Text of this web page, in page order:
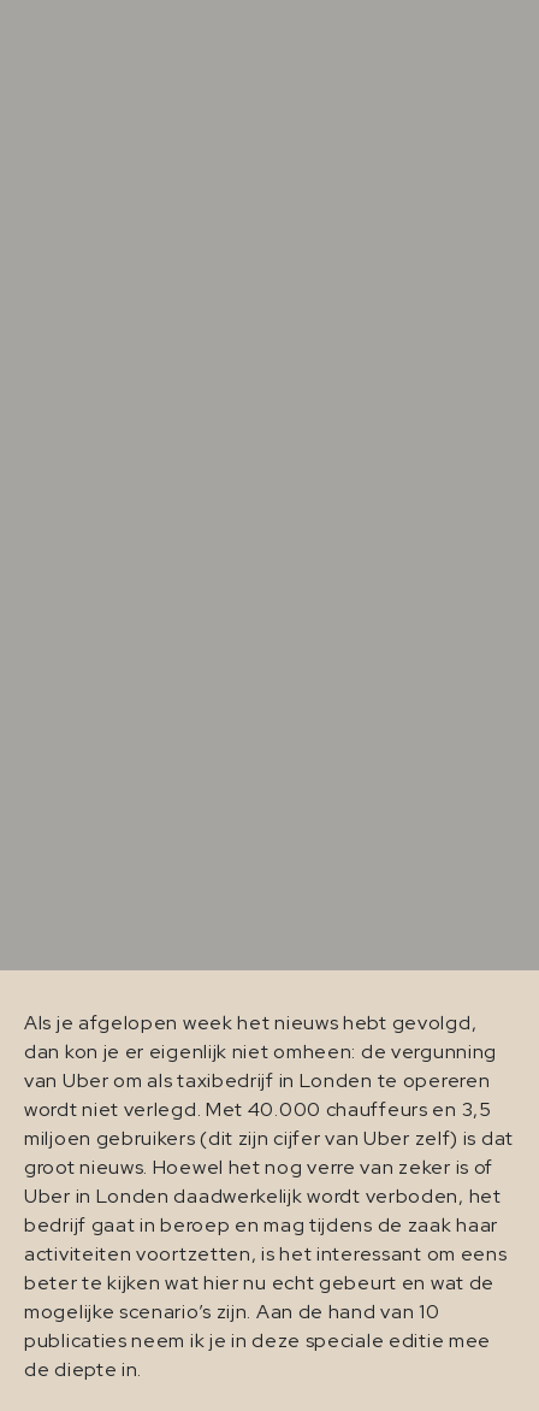
Als je afgelopen week het nieuws hebt gevolgd,
dan kon je er eigenlijk niet omheen: de vergunning
van Uber om als taxibedrijf in Londen te opereren
wordt niet verlegd. Met 40.000 chauffeurs en 3,5
miljoen gebruikers (dit zijn cijfer van Uber zelf) is dat
groot nieuws. Hoewel het nog verre van zeker is of
Uber in Londen daadwerkelijk wordt verboden, het
bedrijf gaat in beroep en mag tijdens de zaak haar
activiteiten voortzetten, is het interessant om eens
beter te kijken wat hier nu echt gebeurt en wat de
mogelijke scenario’s zijn. Aan de hand van 10
publicaties neem ik je in deze speciale editie mee
de diepte in.